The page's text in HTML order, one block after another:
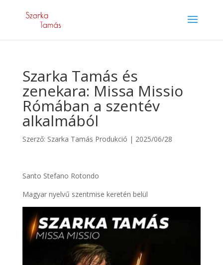
Szarka Tamás és
zenekara: Missa Missio
Rómában a szentév
alkalmából
Szerző: Szarka Tamás Produkció | 2025/06/28
Santo Stefano Rotondo
Magyar nyelvű szentmise keretén belül